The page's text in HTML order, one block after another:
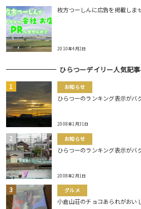
枚方つーしんに広告を掲載しま
2010年4月2日
ひらつーデイリー人気記
お知らせ
ひらつーのランキング表示がバ
2008年1月31日
お知らせ
ひらつーのランキング表示がバ
2008年2月1日
グルメ
小倉山荘のチョコあられがおい